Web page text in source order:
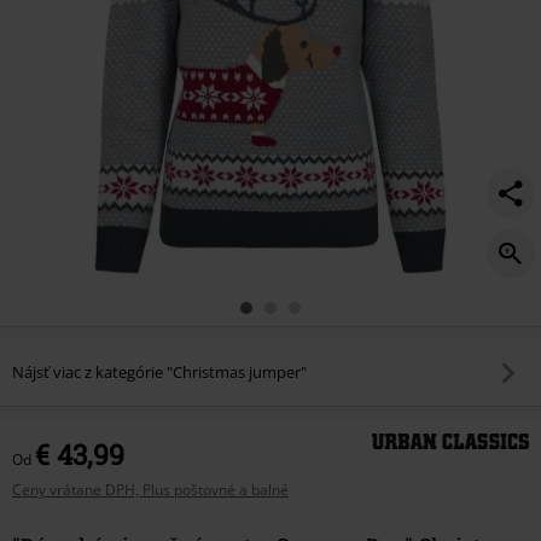
Nájsť viac z kategórie "Christmas jumper"
Od € 43,99
Ceny vrátane DPH, Plus poštovné a balné